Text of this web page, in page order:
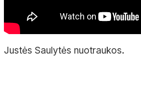
Justės Saulytės nuotraukos.